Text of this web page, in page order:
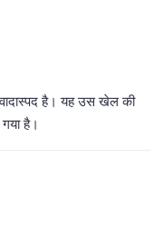
है। यह उस खेल की
है।